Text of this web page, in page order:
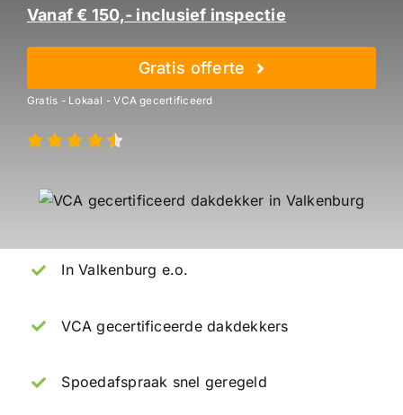
Vanaf € 150,- inclusief inspectie
Gratis offerte
Gratis - Lokaal - VCA gecertificeerd
In Valkenburg e.o.
VCA gecertificeerde dakdekkers
Spoedafspraak snel geregeld